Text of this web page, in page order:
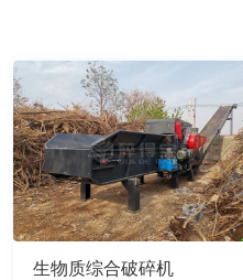
生物质综合破碎机